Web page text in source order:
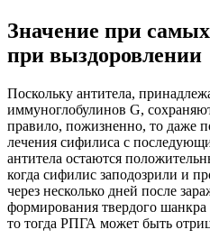
Значение при
при выздоровлении
Поскольку антитела,
иммуноглобулинов G,
правило, пожизненно, то даже
лечения сифилиса с
антитела остаются
когда сифилис заподозрили и
через несколько дней после
формирования твердого
то тогда РПГА может быть